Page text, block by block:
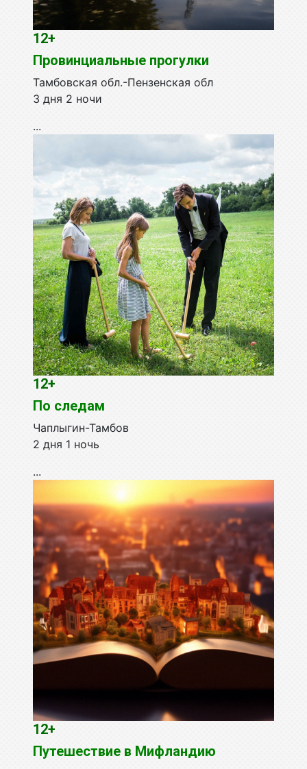
12+
Провинциальные прогулки
Тамбовская обл.-Пензенская обл
3 дня 2 ночи
...
12+
По следам
Чаплыгин-Тамбов
2 дня 1 ночь
...
12+
Путешествие в Мифландию